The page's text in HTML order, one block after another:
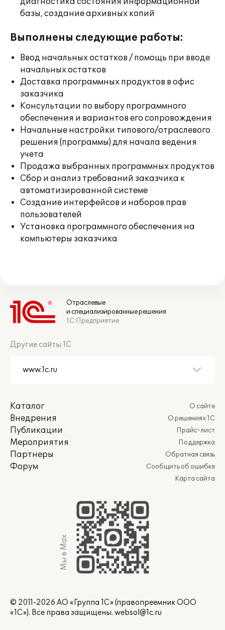
базы, создание архивных копий
Выполнены следующие работы:
Ввод начальных остатков / помощь при вводе
начальных остатков
Доставка программных продуктов в офис
заказчика
Консультации по выбору программного
обеспечения и вариантов его сопровождения
Начальные настройки типового/отраслевого
решения (программы) для начала ведения
учета
Продажа выбранных программных продуктов
Сбор и анализ требований заказчика к
автоматизированной системе
Создание интерфейсов и наборов прав
пользователей
Установка программного обеспечения на
компьютеры заказчика
Отраслевые
и специализированные решения
1С:Предприятие
Другие сайты 1С
Каталог
Внедрения
Публикации
Мероприятия
Партнеры
Форум
О сайте
О решениях 1С
Прайс-лист
Поддержка
Обратная связь
Сообщить об ошибке
Карта сайта
Мы в Max
© 2011-2026 АО «Группа 1С» (правопреемник ООО
«1С»). Все права защищены. websol@1c.ru